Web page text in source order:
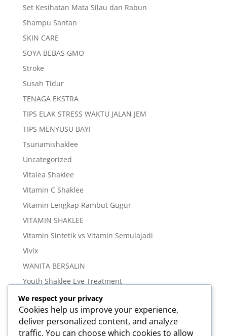
Set Kesihatan Mata Silau dan Rabun
Shampu Santan
SKIN CARE
SOYA BEBAS GMO
Stroke
Susah Tidur
TENAGA EKSTRA
TIPS ELAK STRESS WAKTU JALAN JEM
TIPS MENYUSU BAYI
Tsunamishaklee
Uncategorized
Vitalea Shaklee
Vitamin C Shaklee
Vitamin Lengkap Rambut Gugur
VITAMIN SHAKLEE
Vitamin Sintetik vs Vitamin Semulajadi
Vivix
WANITA BERSALIN
Youth Shaklee Eye Treatment
YOUTH SKIN CARE SERIES
Meta
We respect your privacy
Cookies help us improve your experience,
deliver personalized content, and analyze
traffic. You can choose which cookies to allow